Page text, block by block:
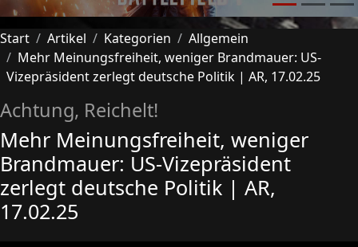
Start Artikel Kategorien
Allgemein
Mehr Meinungsfreiheit, weniger Brandmauer: US-
Vizepräsident zerlegt deutsche Politik | AR, 17.02.25
Achtung, Reichelt!
Mehr Meinungsfreiheit, weniger
Brandmauer: US-Vizepräsident
zerlegt deutsche Politik | AR,
17.02.25